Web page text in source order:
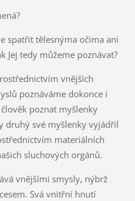
spatřit tělesnýma očima ani
Jej tedy můžeme poznávat?
vnějších
poznáváme dokonce i
poznat myšlenky
druhý své myšlenky vyjádřil
materiálních
sluchových orgánů.
vnějšími smysly, nýbrž
Svá vnitřní hnutí